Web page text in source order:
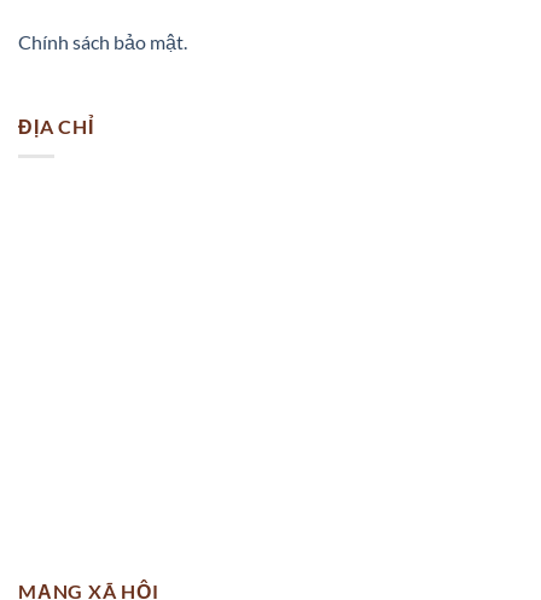
Chính sách bảo mật.
ĐỊA CHỈ
MẠNG XÃ HỘI